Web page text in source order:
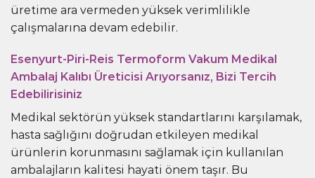
üretime ara vermeden yüksek verimlilikle
çalışmalarına devam edebilir.
Esenyurt-Piri-Reis Termoform Vakum Medikal
Ambalaj Kalıbı Üreticisi Arıyorsanız, Bizi Tercih
Edebilirisiniz
Medikal sektörün yüksek standartlarını karşılamak,
hasta sağlığını doğrudan etkileyen medikal
ürünlerin korunmasını sağlamak için kullanılan
ambalajların kalitesi hayati önem taşır. Bu